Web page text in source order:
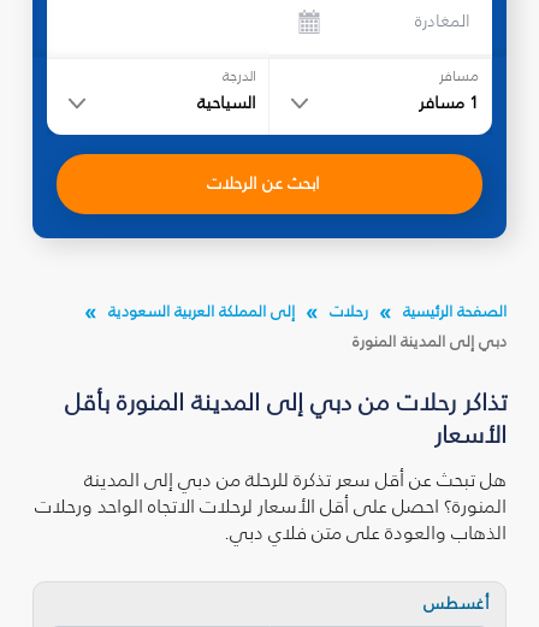
المغادرة
مسافر
1 مسافر
الدرجة
السياحية
ابحث عن الرحلات
الصفحة الرئيسية رحلات
إلى المملكة العربية السعودية
دبي إلى المدينة المنورة
تذاكر رحلات من دبي إلى المدينة المنورة بأقل
الأسعار
هل تبحث عن أقل سعر تذكرة للرحلة من دبي إلى المدينة
المنورة؟ احصل على أقل الأسعار لرحلات الاتجاه الواحد ورحلات
الذهاب والعودة على متن فلاي دبي.
أغسطس